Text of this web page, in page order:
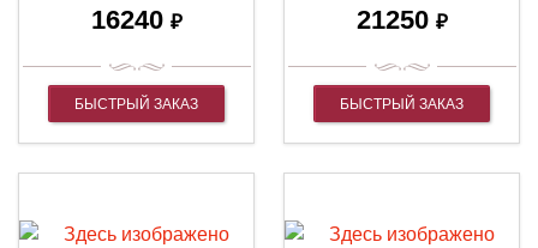
16240 ₽
БЫСТРЫЙ ЗАКАЗ
21250 ₽
БЫСТРЫЙ ЗАКАЗ